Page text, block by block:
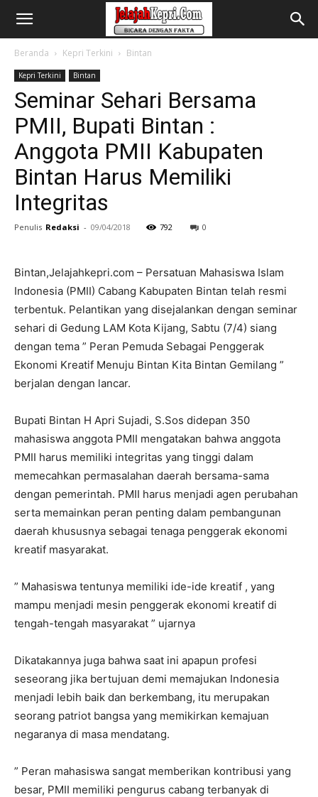
Beranda Kepri Terkini Bintan
Kepri Terkini Bintan
Seminar Sehari Bersama
PMII, Bupati Bintan :
Anggota PMII Kabupaten
Bintan Harus Memiliki
Integritas
Penulis Redaksi - 09/04/2018 792 0
Bintan,Jelajahkepri.com – Persatuan Mahasiswa Islam
Indonesia (PMII) Cabang Kabupaten Bintan telah resmi
terbentuk. Pelantikan yang disejalankan dengan seminar
sehari di Gedung LAM Kota Kijang, Sabtu (7/4) siang
dengan tema ” Peran Pemuda Sebagai Penggerak
Ekonomi Kreatif Menuju Bintan Kita Bintan Gemilang ”
berjalan dengan lancar.
Bupati Bintan H Apri Sujadi, S.Sos didepan 350
mahasiswa anggota PMII mengatakan bahwa anggota
PMII harus memiliki integritas yang tinggi dalam
memecahkan permasalahan daerah bersama-sama
dengan pemerintah. PMII harus menjadi agen perubahan
serta memainkan peran penting dalam pembangunan
daerah khususnya sebagai tenaga penggerak ekonomi
kreatif masyarakat.
” Mahasiswa tentunya memiliki ide-ide kreatif , yang
mampu menjadi mesin penggerak ekonomi kreatif di
tengah-tengah masyarakat ” ujarnya
Dikatakannya juga bahwa saat ini apapun profesi
seseorang jika bertujuan demi memajukan Indonesia
menjadi lebih baik dan berkembang, itu merupakan
seorang patriot bangsa yang memikirkan kemajuan
negaranya di masa mendatang.
” Peran mahasiswa sangat memberikan kontribusi yang
besar, PMII memiliki pengurus cabang terbanyak di